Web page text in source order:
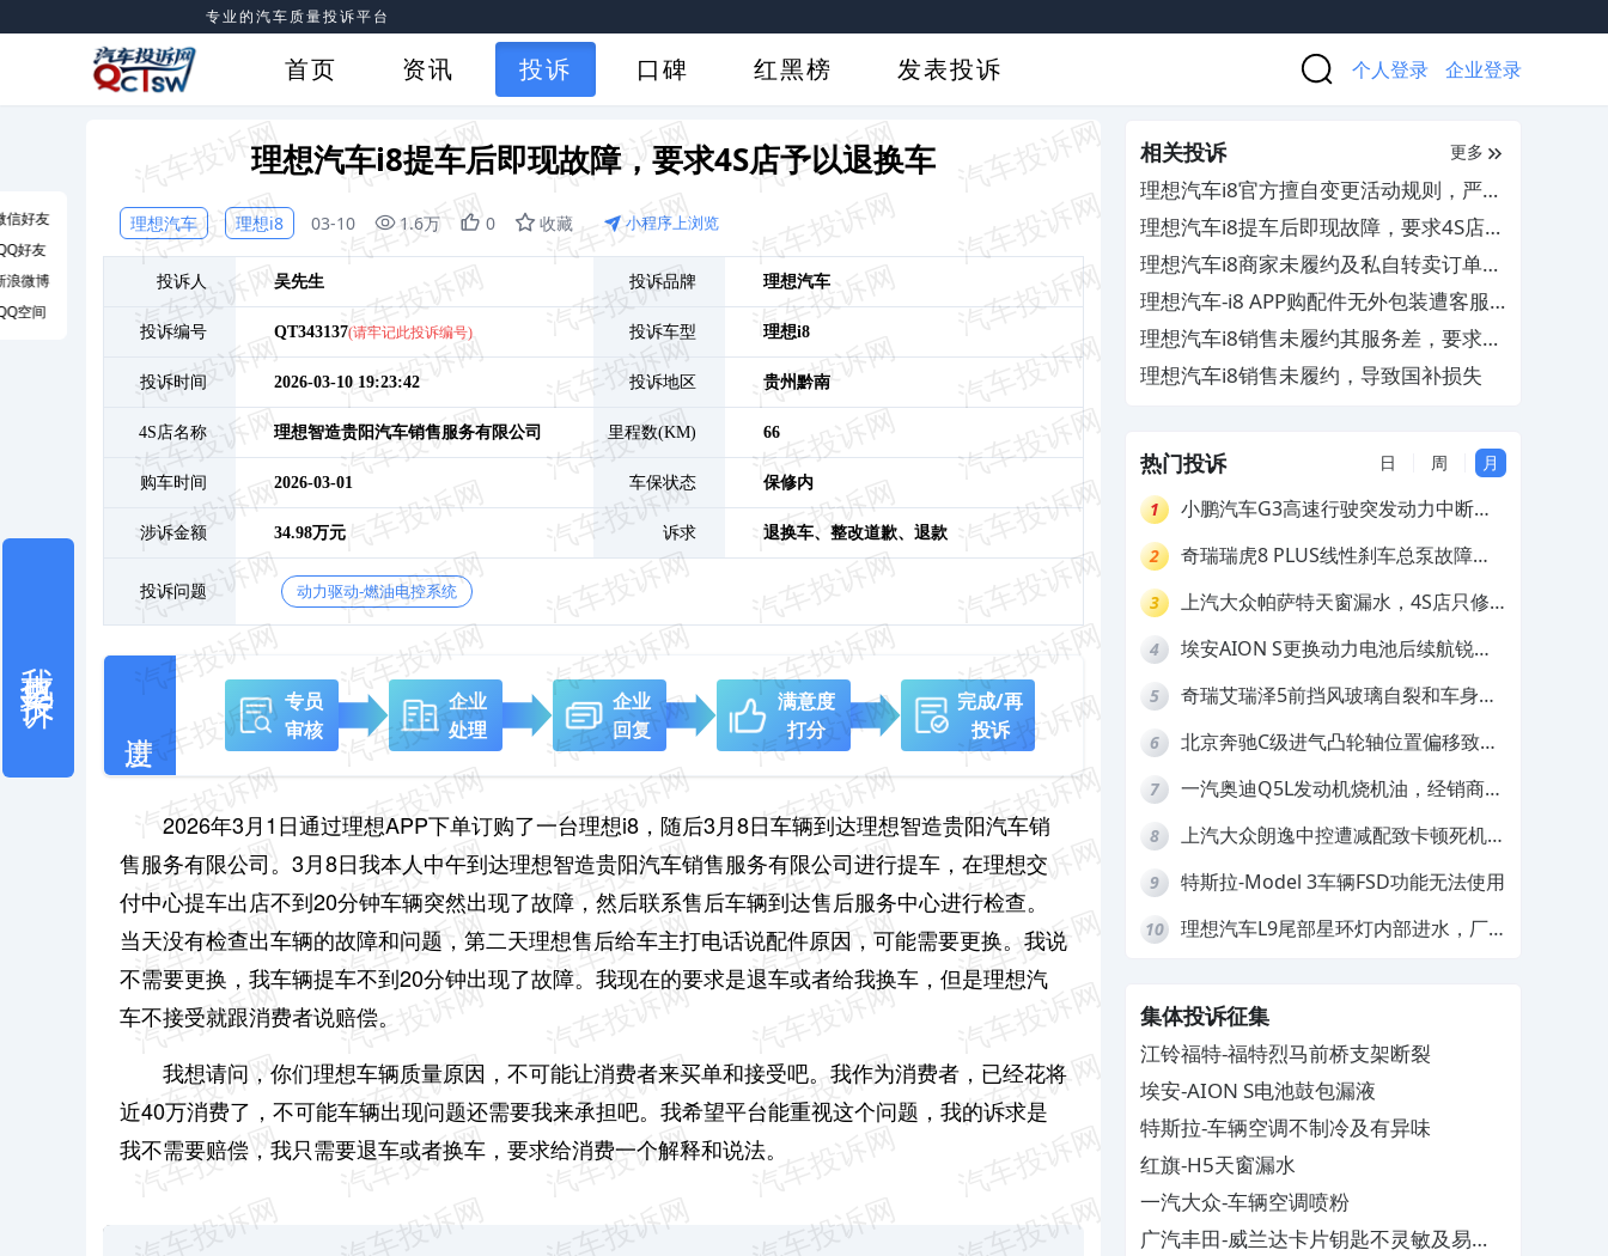
专业的汽车质量投诉平台
首页 资讯 投诉 口碑 红黑榜 发表投诉 个人登录 企业登录
理想汽车i8提车后即现故障，要求4S店予以退换车
理想汽车 理想i8 03-10 1.6万 0 收藏 小程序上浏览
投诉人 吴先生 投诉品牌 理想汽车
投诉编号 QT343137(请牢记此投诉编号) 投诉车型 理想i8
投诉时间 2026-03-10 19:23:42 投诉地区 贵州黔南
4S店名称 理想智造贵阳汽车销售服务有限公司 里程数(KM) 66
购车时间 2026-03-01 车保状态 保修内
涉诉金额 34.98万元 诉求 退换车、 整改道歉、 退款
投诉问题 动力驱动-燃油电控系统
专员
审核
企业
处理
企业
回复
满意度
打分
完成/再
投诉
2026年3月1日通过理想APP下单订购了一台理想i8，随后3月8日车辆到达理想智造贵阳汽车销
售服务有限公司。3月8日我本人中午到达理想智造贵阳汽车销售服务有限公司进行提车，在理想交
付中心提车出店不到20分钟车辆突然出现了故障，然后联系售后车辆到达售后服务中心进行检查。
当天没有检查出车辆的故障和问题，第二天理想售后给车主打电话说配件原因，可能需要更换。我说
不需要更换，我车辆提车不到20分钟出现了故障。我现在的要求是退车或者给我换车，但是理想汽
车不接受就跟消费者说赔偿。
我想请问，你们理想车辆质量原因，不可能让消费者来买单和接受吧。我作为消费者，已经花将
近40万消费了，不可能车辆出现问题还需要我来承担吧。我希望平台能重视这个问题，我的诉求是
我不需要赔偿，我只需要退车或者换车，要求给消费一个解释和说法。
相关投诉 更多
理想汽车i8官方擅自变更活动规则，严重
侵害消费者公平交易权
理想汽车i8提车后即现故障，要求4S店予
以退换车
理想汽车i8商家未履约及私自转卖订单，
厂家无人出面协商解决
理想汽车-i8 APP购配件无外包装遭客服
拒退换
理想汽车i8销售未履约其服务差，要求退
订金
理想汽车i8销售未履约，导致国补损失
热门投诉 日 周 月
1
小鹏汽车G3高速行驶突发动力中断，
2
奇瑞瑞虎8 PLUS线性刹车总泵故障，
3
上汽大众帕萨特天窗漏水，4S店只修
4
埃安AION S更换动力电池后续航锐
5
奇瑞艾瑞泽5前挡风玻璃自裂和车身多
6
北京奔驰C级进气凸轮轴位置偏移致发
7
一汽奥迪Q5L发动机烧机油，经销商推
8
上汽大众朗逸中控遭减配致卡顿死机，
9 特斯拉-Model 3车辆FSD功能无法使用
10
理想汽车L9尾部星环灯内部进水，厂
集体投诉征集
江铃福特-福特烈马前桥支架断裂
埃安-AION S电池鼓包漏液
特斯拉-车辆空调不制冷及有异味
红旗-H5天窗漏水
一汽大众-车辆空调喷粉
广汽丰田-威兰达卡片钥匙不灵敏及易消
信好友
好友
浪微博
空间